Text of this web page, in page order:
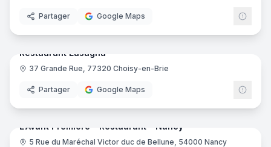
Partager Google Maps
Restaurant Lasagna
37 Grande Rue, 77320 Choisy-en-Brie
Partager Google Maps
10
L'Avant Première - Restaurant - Nancy
5 Rue du Maréchal Victor duc de Bellune, 54000 Nancy